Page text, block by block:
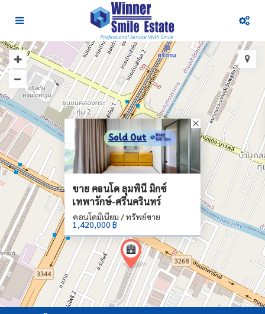
ขาย คอนโด ลุมพินี มิกซ์
เทพารักษ์-ศรีนครินทร์
คอนโดมิเนียม / ทรัพย์ขาย
1,420,000 ฿